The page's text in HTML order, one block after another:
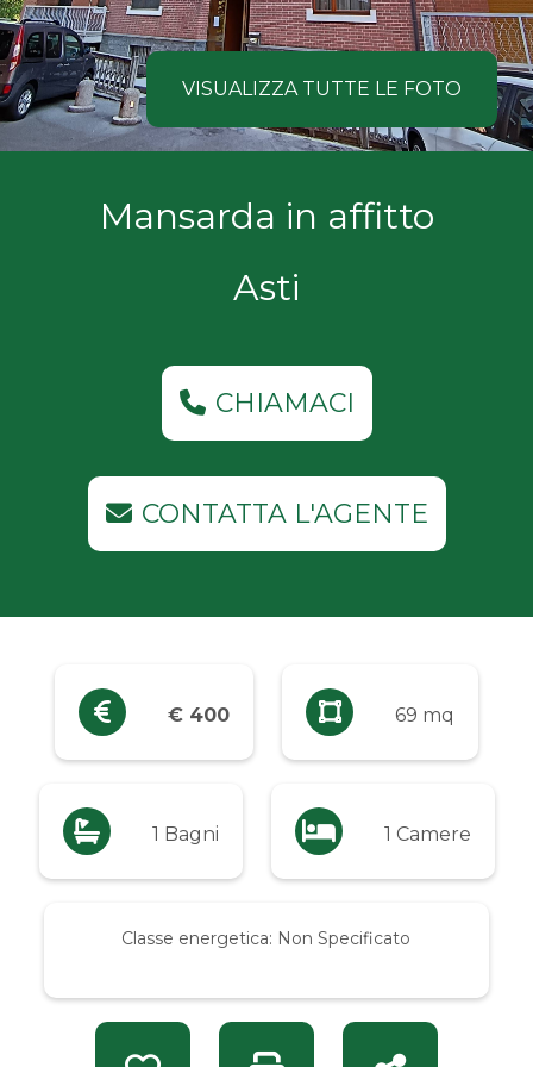
VISUALIZZA TUTTE LE FOTO
Mansarda in affitto
Asti
CHIAMACI
CONTATTA L'AGENTE
€ 400 69 mq
1 Bagni 1 Camere
Classe energetica: Non Specificato
COSA
CERCANO
NOSTRI
Comune
Tipologia
Industriali
Prezzo
Qualsiasi
Fino a € 5.000
Da € 20.000 a € 50.000